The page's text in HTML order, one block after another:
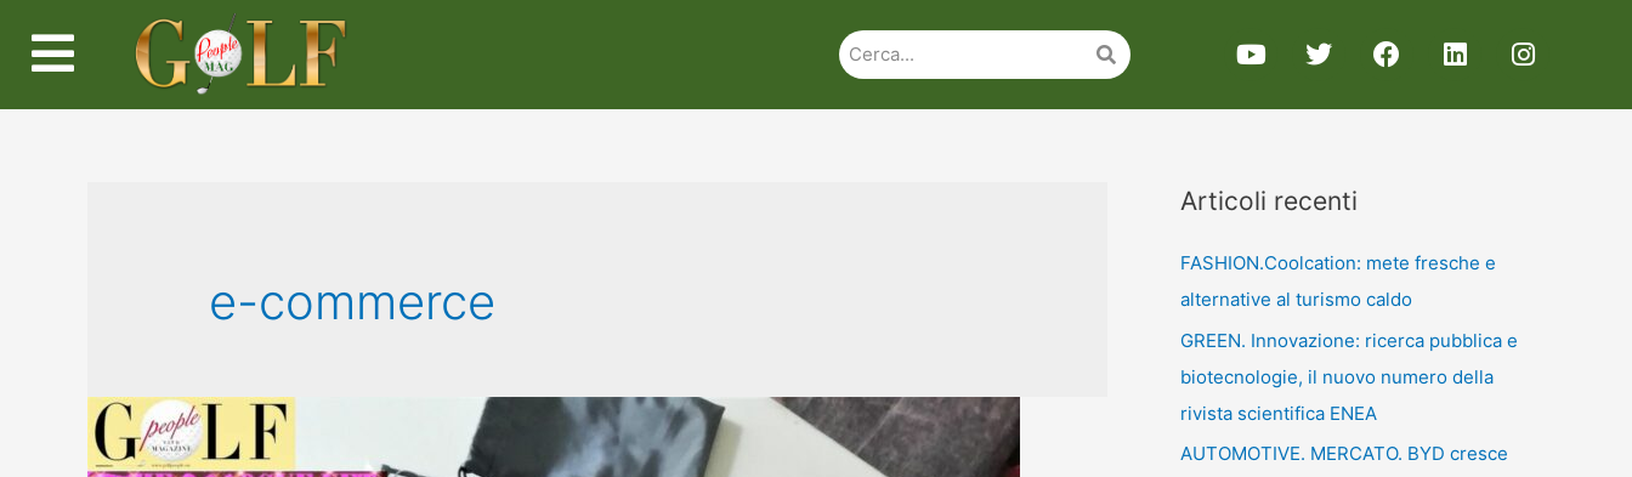
e-commerce
Articoli recenti
FASHION.Coolcation: mete fresche e
alternative al turismo caldo
GREEN. Innovazione: ricerca pubblica e
biotecnologie, il nuovo numero della
rivista scientifica ENEA
AUTOMOTIVE. MERCATO. BYD cresce